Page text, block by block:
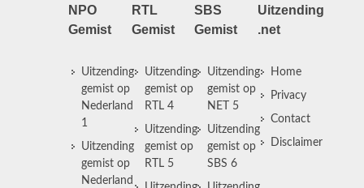
NPO
Gemist
Uitzending
gemist op
Nederland
1
Uitzending
gemist op
Nederland
RTL
Gemist
Uitzending
gemist op
RTL 4
Uitzending
gemist op
RTL 5
SBS
Gemist
Uitzending
gemist op
NET 5
Uitzending
gemist op
SBS 6
Uitzending
.net
Home
Privacy
Contact
Disclaimer